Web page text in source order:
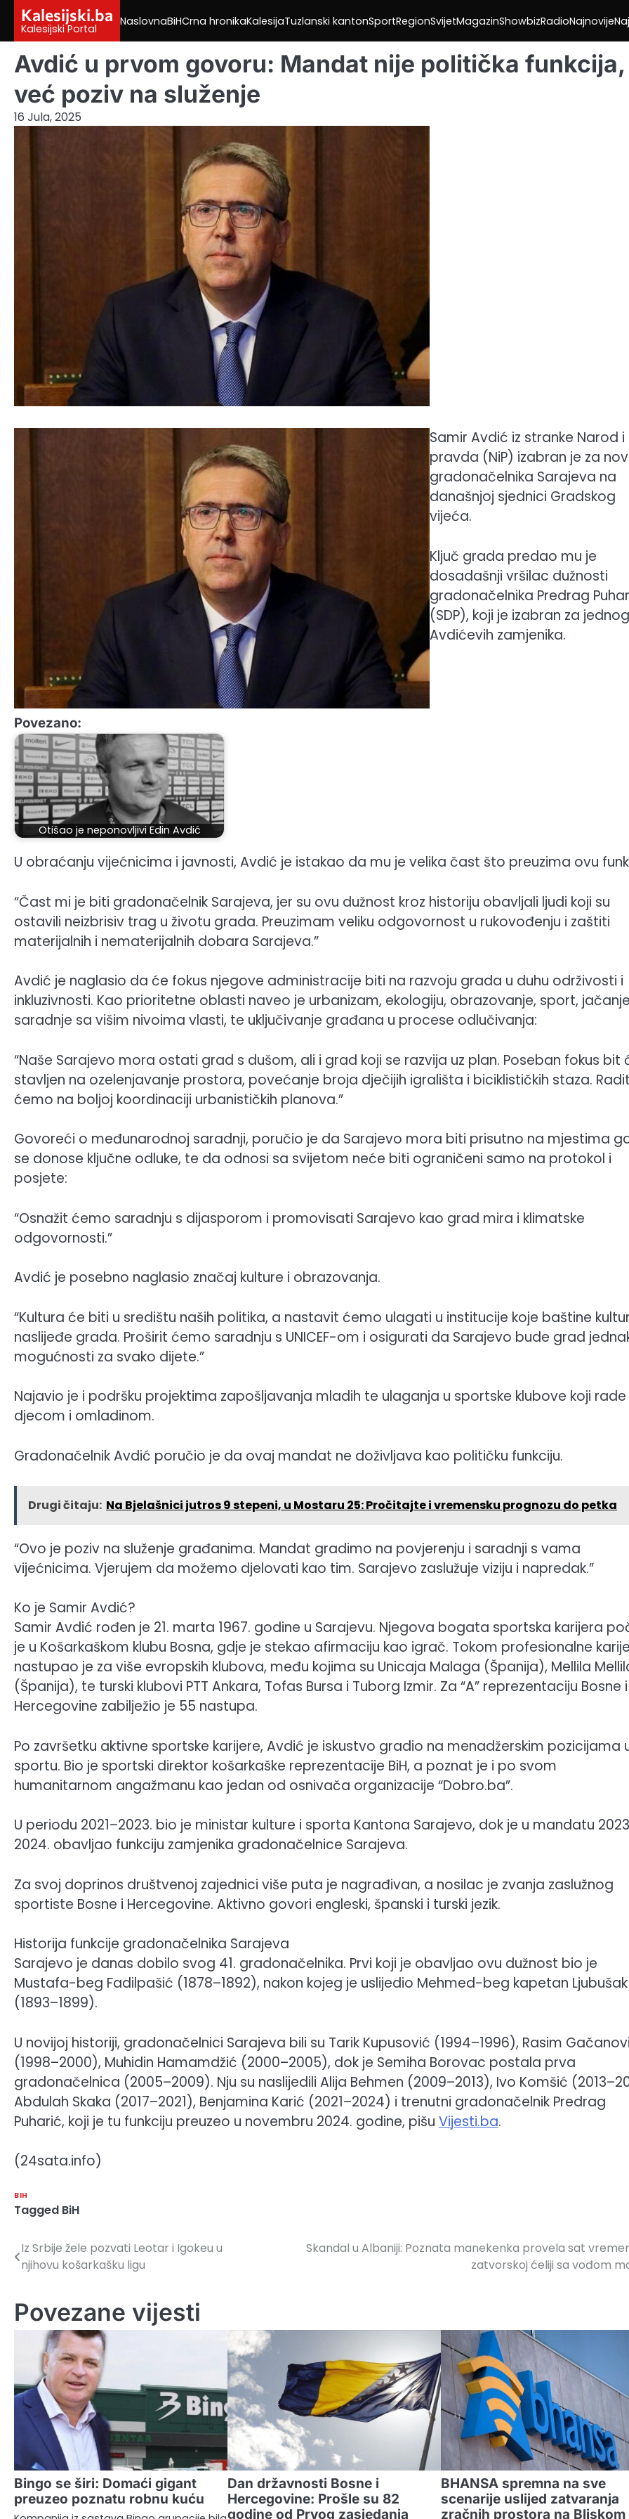
content
Kalesijski.ba
Kalesijski Portal
NaslovnaBiHCrna hronikaKalesijaTuzlanski kantonSportRegionSvijetMagazinShowbizRadioNajnovije
Avdić u prvom govoru: Mandat nije politička funkcija,
već poziv na služenje
16 Jula, 2025
Samir Avdić iz stranke Narod i
pravda (NiP) izabran je za
gradonačelnika Sarajeva na
današnjoj sjednici Gradskog
vijeća.
Ključ grada predao mu je
dosadašnji vršilac dužnosti
gradonačelnika Predrag
(SDP), koji je izabran za
Avdićevih zamjenika.
Povezano:
Otišao je neponovljivi Edin Avdić
U obraćanju vijećnicima i javnosti, Avdić je istakao da mu je velika čast što preuzima ovu
“Čast mi je biti gradonačelnik Sarajeva, jer su ovu dužnost kroz historiju obavljali ljudi koji su
ostavili neizbrisiv trag u životu grada. Preuzimam veliku odgovornost u rukovođenju i zaštiti
materijalnih i nematerijalnih dobara Sarajeva.”
Avdić je naglasio da će fokus njegove administracije biti na razvoju grada u duhu održivosti i
inkluzivnosti. Kao prioritetne oblasti naveo je urbanizam, ekologiju, obrazovanje, sport, jačanje
saradnje sa višim nivoima vlasti, te uključivanje građana u procese odlučivanja:
“Naše Sarajevo mora ostati grad s dušom, ali i grad koji se razvija uz plan. Poseban fokus bit
stavljen na ozelenjavanje prostora, povećanje broja dječijih igrališta i biciklističkih staza. Radit
ćemo na boljoj koordinaciji urbanističkih planova.”
Govoreći o međunarodnoj saradnji, poručio je da Sarajevo mora biti prisutno na mjestima
se donose ključne odluke, te da odnosi sa svijetom neće biti ograničeni samo na protokol i
posjete:
“Osnažit ćemo saradnju s dijasporom i promovisati Sarajevo kao grad mira i klimatske
odgovornosti.”
Avdić je posebno naglasio značaj kulture i obrazovanja.
“Kultura će biti u središtu naših politika, a nastavit ćemo ulagati u institucije koje baštine
naslijeđe grada. Proširit ćemo saradnju s UNICEF-om i osigurati da Sarajevo bude grad
mogućnosti za svako dijete.”
Najavio je i podršku projektima zapošljavanja mladih te ulaganja u sportske klubove koji rade
djecom i omladinom.
Gradonačelnik Avdić poručio je da ovaj mandat ne doživljava kao političku funkciju.
Drugi čitaju: Na Bjelašnici jutros 9 stepeni, u Mostaru 25: Pročitajte i vremensku prognozu do petka
“Ovo je poziv na služenje građanima. Mandat gradimo na povjerenju i saradnji s vama
vijećnicima. Vjerujem da možemo djelovati kao tim. Sarajevo zaslužuje viziju i napredak.”
Ko je Samir Avdić?
Samir Avdić rođen je 21. marta 1967. godine u Sarajevu. Njegova bogata sportska karijera
je u Košarkaškom klubu Bosna, gdje je stekao afirmaciju kao igrač. Tokom profesionalne
nastupao je za više evropskih klubova, među kojima su Unicaja Malaga (Španija), Mellila
(Španija), te turski klubovi PTT Ankara, Tofas Bursa i Tuborg Izmir. Za “A” reprezentaciju Bosne i
Hercegovine zabilježio je 55 nastupa.
Po završetku aktivne sportske karijere, Avdić je iskustvo gradio na menadžerskim pozicijama
sportu. Bio je sportski direktor košarkaške reprezentacije BiH, a poznat je i po svom
humanitarnom angažmanu kao jedan od osnivača organizacije “Dobro.ba”.
U periodu 2021–2023. bio je ministar kulture i sporta Kantona Sarajevo, dok je u mandatu
2024. obavljao funkciju zamjenika gradonačelnice Sarajeva.
Za svoj doprinos društvenoj zajednici više puta je nagrađivan, a nosilac je zvanja zaslužnog
sportiste Bosne i Hercegovine. Aktivno govori engleski, španski i turski jezik.
Historija funkcije gradonačelnika Sarajeva
Sarajevo je danas dobilo svog 41. gradonačelnika. Prvi koji je obavljao ovu dužnost bio je
Mustafa-beg Fadilpašić (1878–1892), nakon kojeg je uslijedio Mehmed-beg kapetan Ljubušak
(1893–1899).
U novijoj historiji, gradonačelnici Sarajeva bili su Tarik Kupusović (1994–1996), Rasim
(1998–2000), Muhidin Hamamdžić (2000–2005), dok je Semiha Borovac postala prva
gradonačelnica (2005–2009). Nju su naslijedili Alija Behmen (2009–2013), Ivo Komšić
Abdulah Skaka (2017–2021), Benjamina Karić (2021–2024) i trenutni gradonačelnik Predrag
Puharić, koji je tu funkciju preuzeo u novembru 2024. godine, pišu Vijesti.ba.
(24sata.info)
BIH
Tagged BiH
Navigacija
članaka
Iz Srbije žele pozvati Leotar i Igokeu u
njihovu košarkašku ligu
Skandal u Albaniji: Poznata manekenka provela sat
zatvorskoj ćeliji sa vođom
Povezane vijesti
Bingo se širi: Domaći gigant
preuzeo poznatu robnu kuću
Dan državnosti Bosne i
Hercegovine: Prošle su 82
godine od Prvog zasjedanja
BHANSA spremna na sve
scenarije uslijed zatvaranja
zračnih prostora na Bliskom